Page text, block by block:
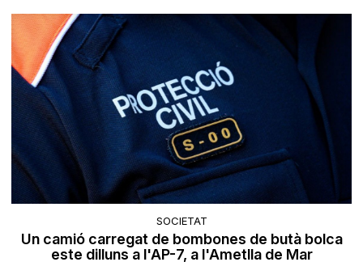
SOCIETAT
Un camió carregat de bombones de butà bolca
este dilluns a l'AP-7, a l'Ametlla de Mar